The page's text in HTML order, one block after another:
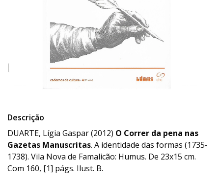
Descrição
DUARTE, Lígia Gaspar (2012) O Correr da pena nas
Gazetas Manuscritas. A identidade das formas (1735-
1738). Vila Nova de Famalicão: Humus. De 23x15 cm.
Com 160, [1] págs. Ilust. B.